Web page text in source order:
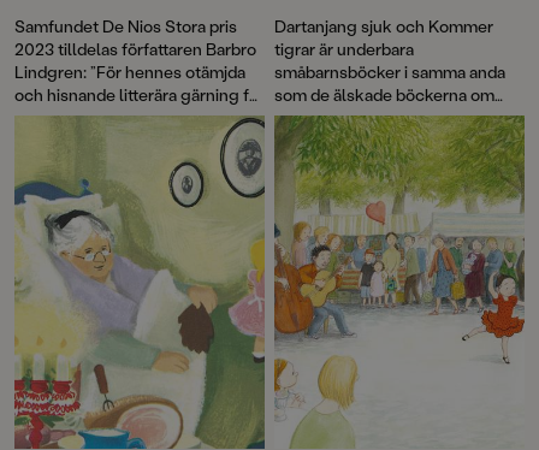
Samfundet De Nios Stora pris
2023 tilldelas författaren Barbro
Lindgren: ”För hennes otämjda
och hisnande litterära gärning för
alla åldrar.”
Dartanjang sjuk och Kommer
tigrar är underbara
småbarnsböcker i samma anda
som de älskade böckerna om
Max! Med korta meningar,
färgstarka illustrationer och mitt i
prick-humor får vi äntligen möta
de underbart knasiga favoriterna
Loranga, Masarin och Dartanjang
i ett helt nytt format.